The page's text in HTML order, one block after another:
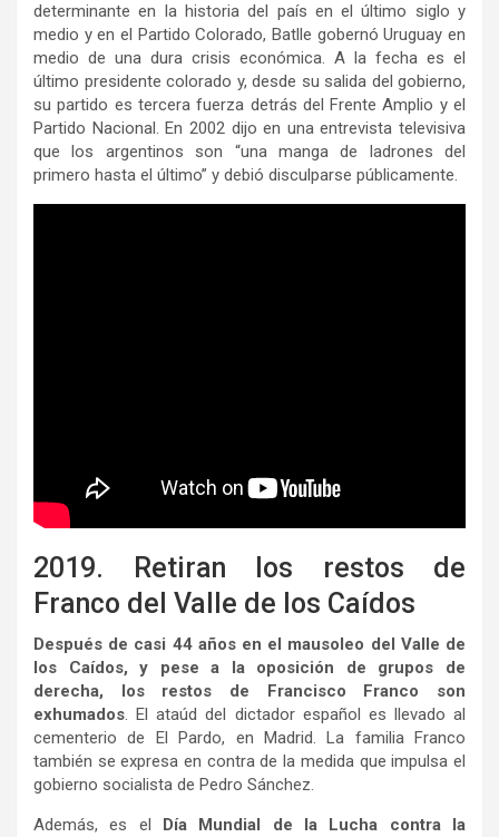
determinante en la historia del país en el último siglo y
medio y en el Partido Colorado, Batlle gobernó Uruguay en
medio de una dura crisis económica. A la fecha es el
último presidente colorado y, desde su salida del gobierno,
su partido es tercera fuerza detrás del Frente Amplio y el
Partido Nacional. En 2002 dijo en una entrevista televisiva
que los argentinos son “una manga de ladrones del
primero hasta el último” y debió disculparse públicamente.
2019. Retiran los restos de
Franco del Valle de los Caídos
Después de casi 44 años en el mausoleo del Valle de
los Caídos, y pese a la oposición de grupos de
derecha, los restos de Francisco Franco son
exhumados. El ataúd del dictador español es llevado al
cementerio de El Pardo, en Madrid. La familia Franco
también se expresa en contra de la medida que impulsa el
gobierno socialista de Pedro Sánchez.
Además, es el Día Mundial de la Lucha contra la